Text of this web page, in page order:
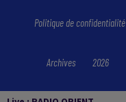
Politique de confidentialité
Archives 2026